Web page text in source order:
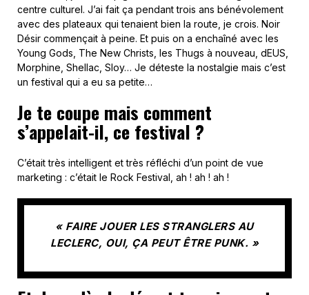
centre culturel. J’ai fait ça pendant trois ans bénévolement
avec des plateaux qui tenaient bien la route, je crois. Noir
Désir commençait à peine. Et puis on a enchaîné avec les
Young Gods, The New Christs, les Thugs à nouveau, dEUS,
Morphine, Shellac, Sloy… Je déteste la nostalgie mais c’est
un festival qui a eu sa petite…
Je te coupe mais comment
s’appelait-il, ce festival ?
C’était très intelligent et très réfléchi d’un point de vue
marketing : c’était le Rock Festival, ah ! ah ! ah !
« FAIRE JOUER LES STRANGLERS AU
LECLERC, OUI, ÇA PEUT ÊTRE PUNK. »